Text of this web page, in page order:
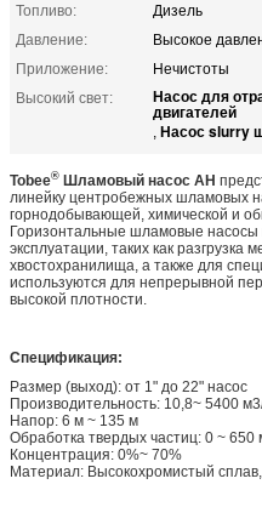
Топливо:
Дизель
Давление:
Высокое
Приложение:
Нечистоты
Высокий свет:
Насос для
двигателей
, Насос slurry
Tobee® Шламовый насос AH
линейку центробежных шламовых
горнодобывающей, химической и
Горизонтальные шламовые
эксплуатации, таких как разгрузка
хвостохранилища, а также для
используются для непрерывной
высокой плотности.
Спецификация:
Размер (выход): от 1" до 22" насос
Производительность: 10,8~ 5400
Напор: 6 м ~ 135 м
Обработка твердых частиц: 0 ~ 650
Концентрация: 0%~ 70%
Материал: Высокохромистый